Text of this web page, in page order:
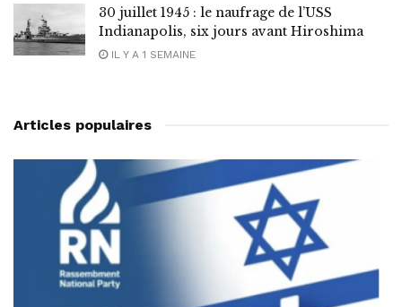
30 juillet 1945 : le naufrage de l’USS
Indianapolis, six jours avant Hiroshima
IL Y A 1 SEMAINE
Articles populaires